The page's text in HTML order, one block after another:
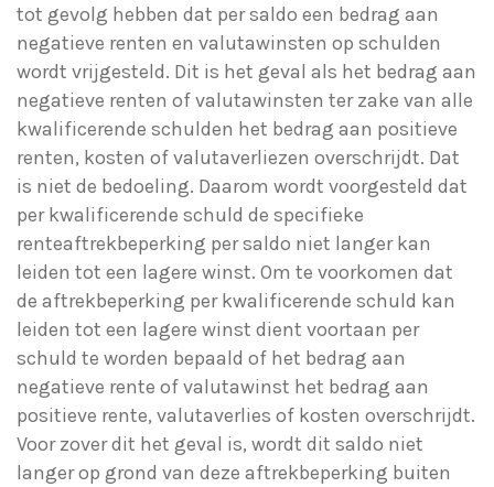
tot gevolg hebben dat per saldo een bedrag aan
negatieve renten en valutawinsten op schulden
wordt vrijgesteld. Dit is het geval als het bedrag aan
negatieve renten of valutawinsten ter zake van alle
kwalificerende schulden het bedrag aan positieve
renten, kosten of valutaverliezen overschrijdt. Dat
is niet de bedoeling. Daarom wordt voorgesteld dat
per kwalificerende schuld de specifieke
renteaftrekbeperking per saldo niet langer kan
leiden tot een lagere winst. Om te voorkomen dat
de aftrekbeperking per kwalificerende schuld kan
leiden tot een lagere winst dient voortaan per
schuld te worden bepaald of het bedrag aan
negatieve rente of valutawinst het bedrag aan
positieve rente, valutaverlies of kosten overschrijdt.
Voor zover dit het geval is, wordt dit saldo niet
langer op grond van deze aftrekbeperking buiten